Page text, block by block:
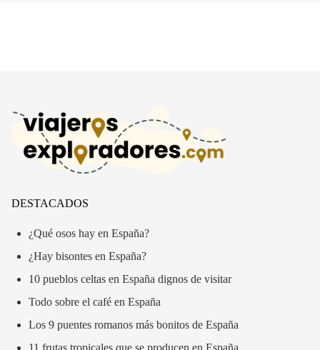
DESTACADOS
¿Qué osos hay en España?
¿Hay bisontes en España?
10 pueblos celtas en España dignos de visitar
Todo sobre el café en España
Los 9 puentes romanos más bonitos de España